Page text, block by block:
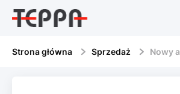
Strona główna Sprzedaż Nowy